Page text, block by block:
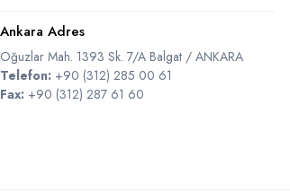
Ankara Adres
Oğuzlar Mah. 1393 Sk. 7/A Balgat / ANKARA
Telefon: +90 (312) 285 00 61
Fax: +90 (312) 287 61 60